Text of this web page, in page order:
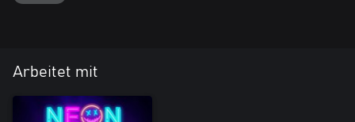
Arbeitet mit